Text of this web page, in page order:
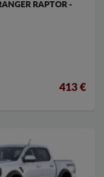
RAPTOR -
413 €